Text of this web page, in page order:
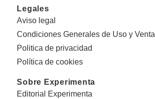
Legales
Aviso legal
Condiciones Generales de Uso y Venta
Politica de privacidad
Política de cookies
Sobre Experimenta
Editorial Experimenta